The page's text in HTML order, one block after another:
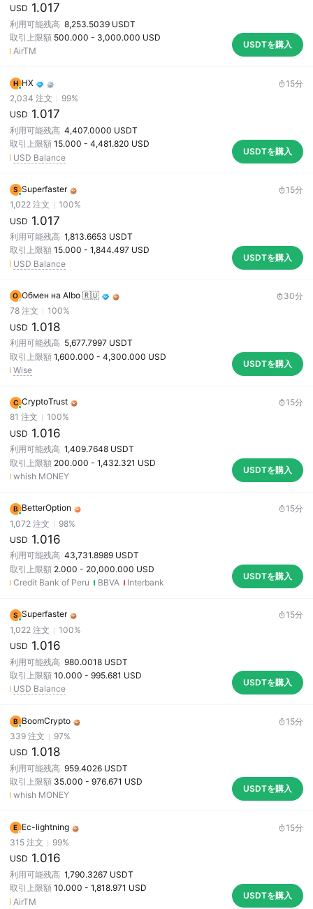
USD 1.017
利用可能残高 8,253.5039 USDT
取引上限額 500.000 - 3,000.000 USD
AirTM
USDTを購入
H HX
15分
2,034 注文 99%
USD 1.017
利用可能残高 4,407.0000 USDT
取引上限額 15.000 - 4,481.820 USD
USD Balance
USDTを購入
S Superfaster
15分
1,022 注文 100%
USD 1.017
利用可能残高 1,813.6653 USDT
取引上限額 15.000 - 1,844.497 USD
USD Balance
USDTを購入
О Обмен на Albo 🇷🇺
30分
78 注文 100%
USD 1.018
利用可能残高 5,677.7997 USDT
取引上限額 1,600.000 - 4,300.000 USD
Wise
USDTを購入
C CryptoTrust
15分
81 注文 100%
USD 1.016
利用可能残高 1,409.7648 USDT
取引上限額 200.000 - 1,432.321 USD
whish MONEY
USDTを購入
B BetterOption
15分
1,072 注文 98%
USD 1.016
利用可能残高 43,731.8989 USDT
取引上限額 2.000 - 20,000.000 USD
Credit Bank of Peru
BBVA Interbank
USDTを購入
S Superfaster
15分
1,022 注文 100%
USD 1.016
利用可能残高 980.0018 USDT
取引上限額 10.000 - 995.681 USD
USD Balance
USDTを購入
B BoomCrypto
15分
339 注文 97%
USD 1.018
利用可能残高 959.4026 USDT
取引上限額 35.000 - 976.671 USD
whish MONEY
USDTを購入
E Ec-lightning
15分
315 注文 99%
USD 1.016
利用可能残高 1,790.3267 USDT
取引上限額 10.000 - 1,818.971 USD
AirTM
USDTを購入